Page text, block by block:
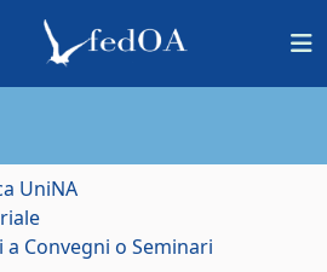
UniNA
Convegni o Seminari